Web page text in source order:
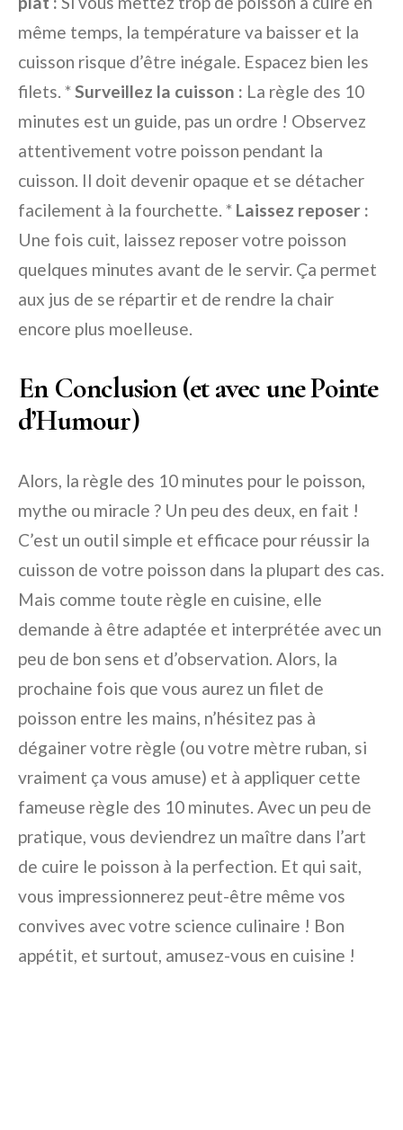
même temps, la température va baisser et la
cuisson risque d’être inégale. Espacez bien les
filets. *Surveillez la cuisson : La règle des 10
minutes est un guide, pas un ordre ! Observez
attentivement votre poisson pendant la
cuisson. Il doit devenir opaque et se détacher
facilement à la fourchette. * Laissez reposer :
Une fois cuit, laissez reposer votre poisson
quelques minutes avant de le servir. Ça permet
aux jus de se répartir et de rendre la chair
encore plus moelleuse.
En Conclusion (et avec une Pointe
d’Humour)
Alors, la règle des 10 minutes pour le poisson,
mythe ou miracle ? Un peu des deux, en fait !
C’est un outil simple et efficace pour réussir la
cuisson de votre poisson dans la plupart des cas.
Mais comme toute règle en cuisine, elle
demande à être adaptée et interprétée avec un
peu de bon sens et d’observation. Alors, la
prochaine fois que vous aurez un filet de
poisson entre les mains, n’hésitez pas à
dégainer votre règle (ou votre mètre ruban, si
vraiment ça vous amuse) et à appliquer cette
fameuse règle des 10 minutes. Avec un peu de
pratique, vous deviendrez un maître dans l’art
de cuire le poisson à la perfection. Et qui sait,
vous impressionnerez peut-être même vos
convives avec votre science culinaire ! Bon
appétit, et surtout, amusez-vous en cuisine !